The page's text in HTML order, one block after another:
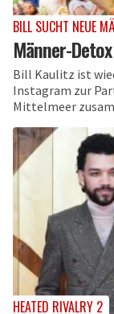
BILL SUCHT NEUE
Männer-
Bill Kaulitz ist
Instagram zur
Mittelmeer
HEATED RIVALRY 2